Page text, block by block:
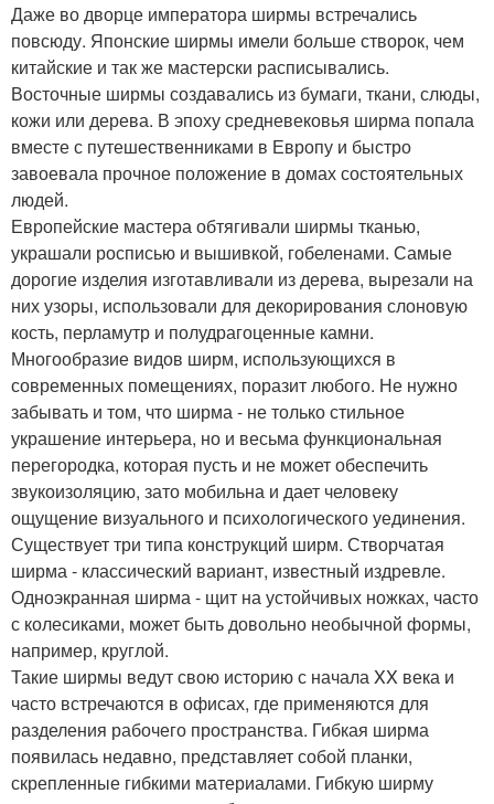
Даже во дворце императора ширмы встречались
повсюду. Японские ширмы имели больше створок, чем
китайские и так же мастерски расписывались.
Восточные ширмы создавались из бумаги, ткани, слюды,
кожи или дерева. В эпоху средневековья ширма попала
вместе с путешественниками в Европу и быстро
завоевала прочное положение в домах состоятельных
людей.
Европейские мастера обтягивали ширмы тканью,
украшали росписью и вышивкой, гобеленами. Самые
дорогие изделия изготавливали из дерева, вырезали на
них узоры, использовали для декорирования слоновую
кость, перламутр и полудрагоценные камни.
Многообразие видов ширм, использующихся в
современных помещениях, поразит любого. Не нужно
забывать и том, что ширма - не только стильное
украшение интерьера, но и весьма функциональная
перегородка, которая пусть и не может обеспечить
звукоизоляцию, зато мобильна и дает человеку
ощущение визуального и психологического уединения.
Существует три типа конструкций ширм. Створчатая
ширма - классический вариант, известный издревле.
Одноэкранная ширма - щит на устойчивых ножках, часто
с колесиками, может быть довольно необычной формы,
например, круглой.
Такие ширмы ведут свою историю с начала XX века и
часто встречаются в офисах, где применяются для
разделения рабочего пространства. Гибкая ширма
появилась недавно, представляет собой планки,
скрепленные гибкими материалами. Гибкую ширму